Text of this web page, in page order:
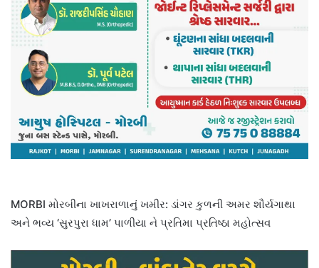
MORBI મોરબીના ખાખરાળાનું ખમીર: ડાંગર કુળની અમર શૌર્યગાથા
અને ભવ્ય ‘સુરપુરા ધામ’ પાળીયા ને પ્રતિમા પ્રતિષ્ઠા મહોત્સવ